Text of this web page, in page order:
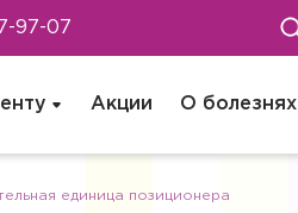
97-07
Акции О болезнях
единица позиционера